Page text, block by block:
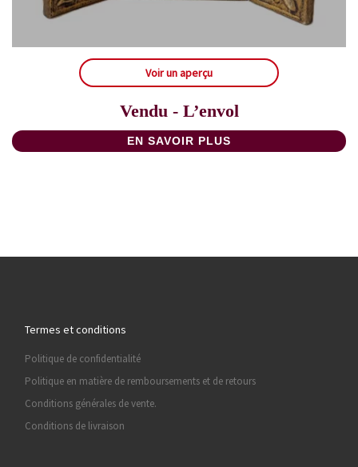
Voir un aperçu
Vendu - L’envol
EN SAVOIR PLUS
Termes et conditions
Politique de confidentialité
Politique en matière de remboursements et de retours
Conditions générales de vente.
Conditions de livraison